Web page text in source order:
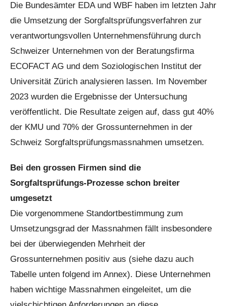
Die Bundesämter EDA und WBF haben im letzten Jahr
die Umsetzung der Sorgfaltsprüfungsverfahren zur
verantwortungsvollen Unternehmensführung durch
Schweizer Unternehmen von der Beratungsfirma
ECOFACT AG und dem Soziologischen Institut der
Universität Zürich analysieren lassen. Im November
2023 wurden die Ergebnisse der Untersuchung
veröffentlicht. Die Resultate zeigen auf, dass gut 40%
der KMU und 70% der Grossunternehmen in der
Schweiz Sorgfaltsprüfungsmassnahmen umsetzen.
Bei den grossen Firmen sind die
Sorgfaltsprüfungs-Prozesse schon breiter
umgesetzt
Die vorgenommene Standortbestimmung zum
Umsetzungsgrad der Massnahmen fällt insbesondere
bei der überwiegenden Mehrheit der
Grossunternehmen positiv aus (siehe dazu auch
Tabelle unten folgend im Annex). Diese Unternehmen
haben wichtige Massnahmen eingeleitet, um die